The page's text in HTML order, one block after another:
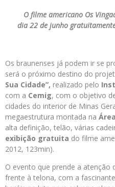
O filme americano Os
dia 22 de junho
Os braunenses já podem ir se
será o próximo destino do
Sua Cidade”, realizado pelo
com a Cemig, com o objetivo
cidades do interior de Minas
megaestrutura montada na
alta definição, telão, várias
exibição gratuita do filme
2012, 123min).
O evento que prende a atenção
frente à telona, com a